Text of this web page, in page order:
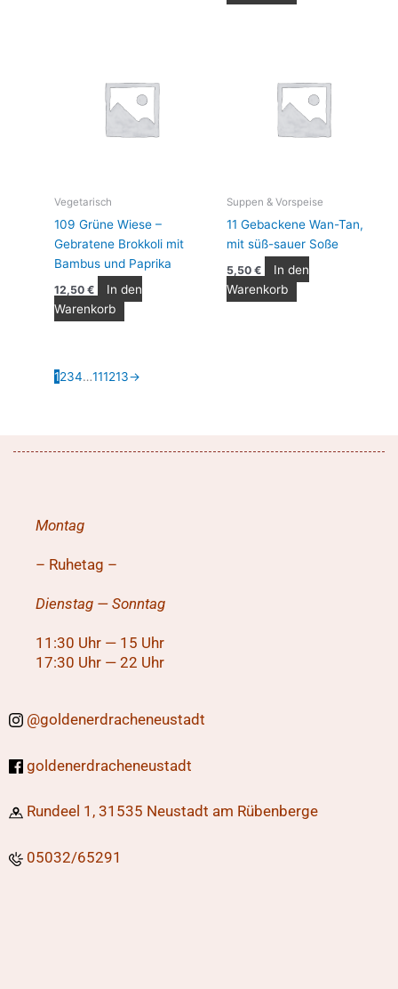
Vegetarisch
109 Grüne Wiese –
Gebratene Brokkoli mit
Bambus und Paprika
12,50€
In den
Warenkorb
Suppen & Vorspeise
11 Gebackene Wan-Tan,
mit süß-sauer Soße
5,50 €
In den
Warenkorb
1234…111213→
Montag
– Ruhetag –
Dienstag — Sonntag
11:30 Uhr — 15 Uhr
17:30 Uhr — 22 Uhr
@goldenerdracheneustadt
goldenerdracheneustadt
Rundeel 1, 31535 Neustadt am Rübenberge
05032/65291